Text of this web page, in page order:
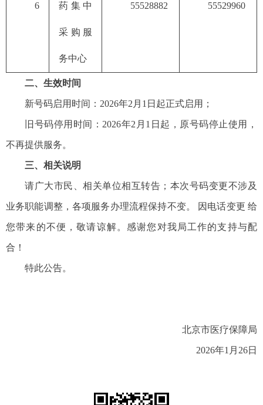
6 药集中
采购服
务中心
55528882 55529960
二、生效时间
新号码启用时间：2026年2月1日起正式启用；
旧号码停用时间：2026年2月1日起，原号码停止使用，
不再提供服务。
三、相关说明
请广大市民、相关单位相互转告；本次号码变更不涉及
业务职能调整，各项服务办理流程保持不变。 因电话变更 给
您带来的不便，敬请谅解。感谢您对我局工作的支持与配
合！
特此公告。
北京市医疗保障局
2026年1月26日